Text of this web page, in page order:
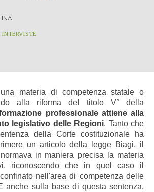
INTERVISTE
materia di competenza statale o
alla riforma del titolo V° della
professionale attiene alla
legislativo delle Regioni. Tanto che
della Corte costituzionale ha
un articolo della legge Biagi, il
in maniera precisa la materia
riconoscendo che in quel caso il
nell'area di competenza delle
anche sulla base di questa sentenza,